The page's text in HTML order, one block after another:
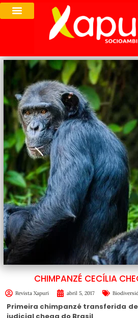
CHIMPANZÉ CECÍLIA
Revista Xapuri abril 5, 2017
Primeira chimpanzé transferida